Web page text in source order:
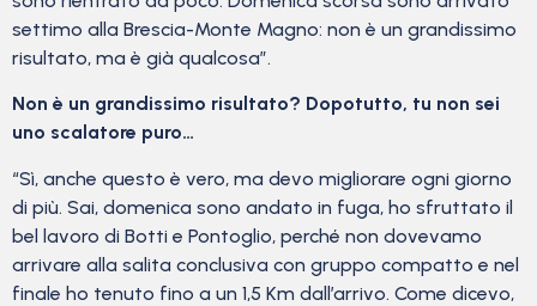
settimo alla Brescia-Monte Magno: non è un grandissimo
risultato, ma è già qualcosa”.
Non è un grandissimo risultato? Dopotutto, tu non sei
uno scalatore puro…
“Sì, anche questo è vero, ma devo migliorare ogni giorno
di più. Sai, domenica sono andato in fuga, ho sfruttato il
bel lavoro di Botti e Pontoglio, perché non dovevamo
arrivare alla salita conclusiva con gruppo compatto e nel
finale ho tenuto fino a un 1,5 Km dall’arrivo. Come dicevo,